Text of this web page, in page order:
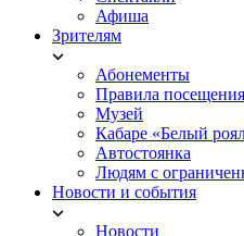
Афиша
Зрителям
Абонементы
Правила посещения
Музей
Кабаре «Белый
Автостоянка
Людям с
Новости и события
Новости